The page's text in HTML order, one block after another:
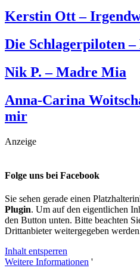
Kerstin Ott –
Die Schlagerpiloten
Nik P. – Madre Mia
Anna-Carina
mir
Anzeige
Folge uns bei Facebook
Sie sehen gerade einen
Plugin. Um auf den eigentlichen
den Button unten. Bitte beachten
Drittanbieter weitergegeben
Inhalt entsperren
Weitere Informationen '